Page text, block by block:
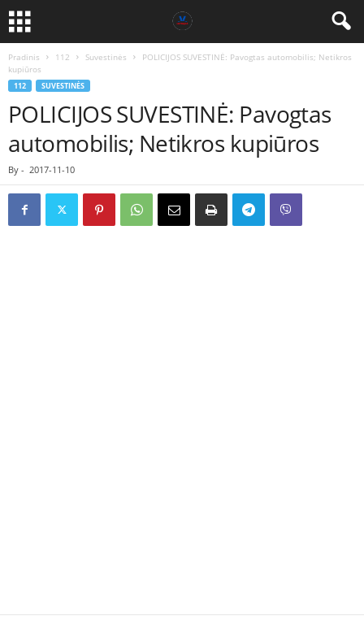
Pradinis 112 Suvestinės
POLICIJOS SUVESTINĖ: Pavogtas automobilis; Netikros
kupiūros
112 SUVESTINĖS
POLICIJOS SUVESTINĖ: Pavogtas
automobilis; Netikros kupiūros
By - 2017-11-10